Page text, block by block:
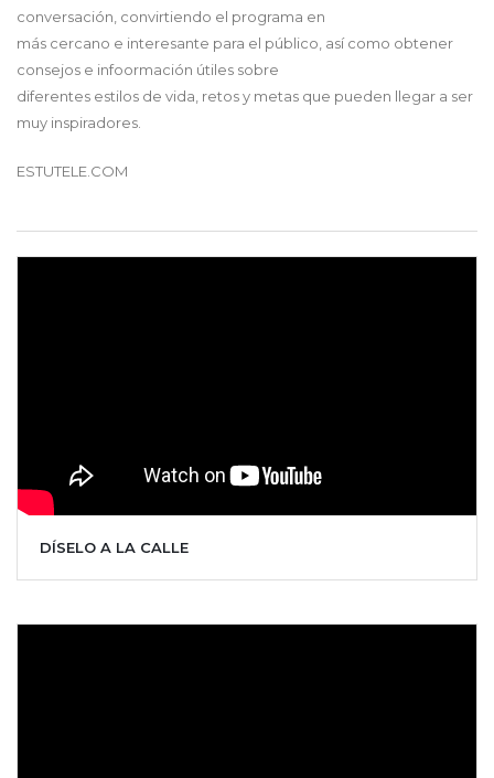
conversación, convirtiendo el programa en
más cercano e interesante para el público, así como obtener
consejos e infoormación útiles sobre
diferentes estilos de vida, retos y metas que pueden llegar a ser
muy inspiradores.
ESTUTELE.COM
DÍSELO A LA CALLE